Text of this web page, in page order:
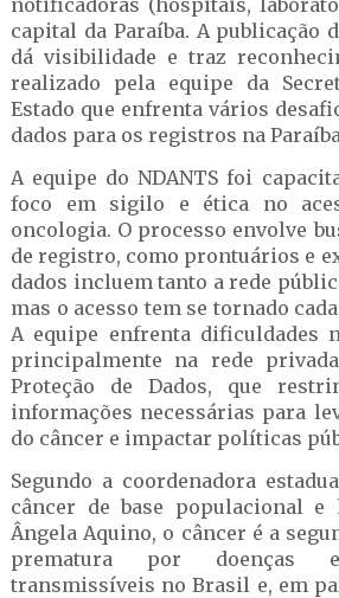
notificadoras (hospitais,
capital da Paraíba. A publicação
dá visibilidade e traz
realizado pela equipe da
Estado que enfrenta vários
dados para os registros na
A equipe do NDANTS foi
foco em sigilo e ética no
oncologia. O processo envolve
de registro, como prontuários e
dados incluem tanto a rede
mas o acesso tem se tornado
A equipe enfrenta dificuldades
principalmente na rede
Proteção de Dados, que
informações necessárias para
do câncer e impactar políticas
Segundo a coordenadora
câncer de base populacional e
Ângela Aquino, o câncer é a
prematura por doenças
transmissíveis no Brasil e, em